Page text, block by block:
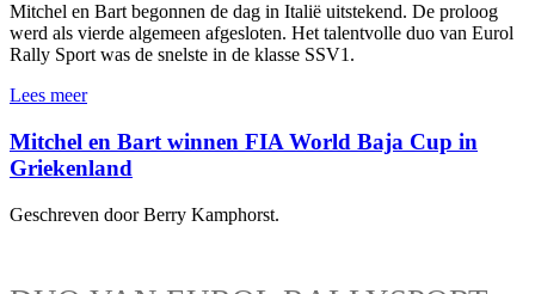
Mitchel en Bart begonnen de dag in Italië uitstekend. De proloog
werd als vierde algemeen afgesloten. Het talentvolle duo van Eurol
Rally Sport was de snelste in de klasse SSV1.
Lees meer
Mitchel en Bart winnen FIA World Baja Cup in
Griekenland
Geschreven door Berry Kamphorst.